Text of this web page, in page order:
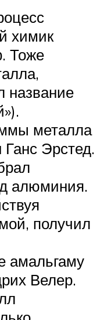
химик
Тоже
название
металла
Эрстед.
алюминия.
получил
амальгаму
Велер.